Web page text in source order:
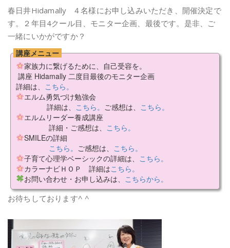
春日井Hidamally ４名様にお申し込みいただき、開催決定で
す。２年目4クール目、モニター企画、最後です。是非、ご
一緒にいかがですか？
講座メニュー
家族力に繋げるために、自己受容を。
講座 Hidamally 二度目最後のモニター企画
詳細は、 こちら。
エルム勇気づけ勉強会
詳細は、 こちら。 ご感想は、 こちら。
エルムリーダー養成講座
詳細・ご感想は、 こちら。
SMILEの詳細
こちら。 ご感想は、 こちら。
子育て心理学ベーシックの詳細は、 こちら。
カラーナビＨＯＰ 詳細はこちら。
お問い合わせ・お申し込みは、 こちらから。
お待ちしております^ ^